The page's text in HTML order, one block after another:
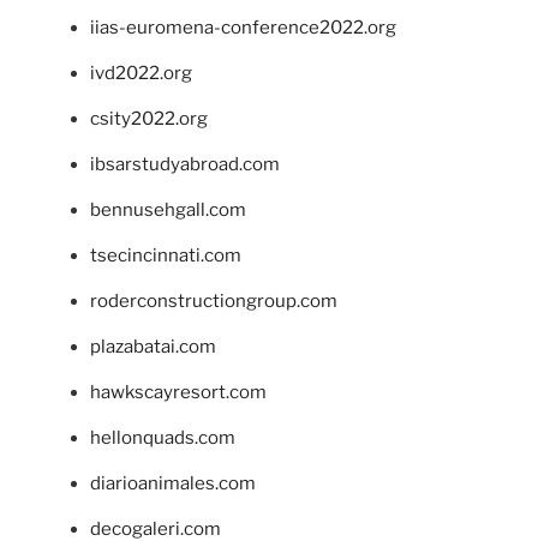
iias-euromena-conference2022.org
ivd2022.org
csity2022.org
ibsarstudyabroad.com
bennusehgall.com
tsecincinnati.com
roderconstructiongroup.com
plazabatai.com
hawkscayresort.com
hellonquads.com
diarioanimales.com
decogaleri.com